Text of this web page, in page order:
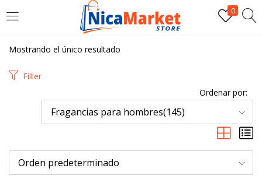
0
INICIAR SESIÓN
Introduzca su nombre de usuario y contraseña para iniciar
Por favor, introduce una respuesta en dígitos:
Mostrando el único resultado
Filter
Ordenar por:
Fragancias para hombres(145)
Orden predeterminado